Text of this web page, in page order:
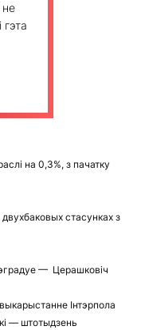
не
на 0,3%, з пачатку
стасунках з
— Церашковіч
Інтэрпола
— штотыдзень